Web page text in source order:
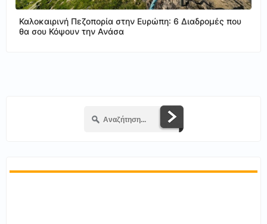
Καλοκαιρινή Πεζοπορία στην Ευρώπη: 6 Διαδρομές που
θα σου Κόψουν την Ανάσα